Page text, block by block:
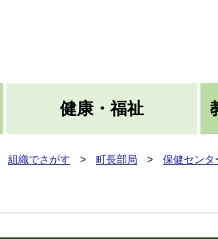
健康・福祉
組織でさがす > 町長部局 > 保健センタ